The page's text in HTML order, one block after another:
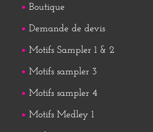
Boutique
Demande de devis
Motifs Sampler 1 & 2
Motifs sampler 3
Motifs sampler 4
Motifs Medley 1